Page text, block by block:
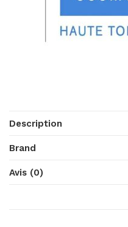
Description
Brand
Avis (0)